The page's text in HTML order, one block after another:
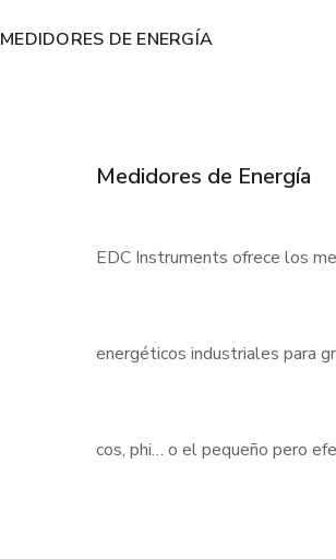
MEDIDORES DE ENERGÍA
Medidores de Energía
EDC Instruments ofrece los
energéticos industriales para
cos, phi… o el pequeño pero